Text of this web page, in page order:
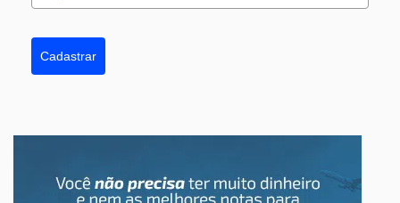
Cadastrar